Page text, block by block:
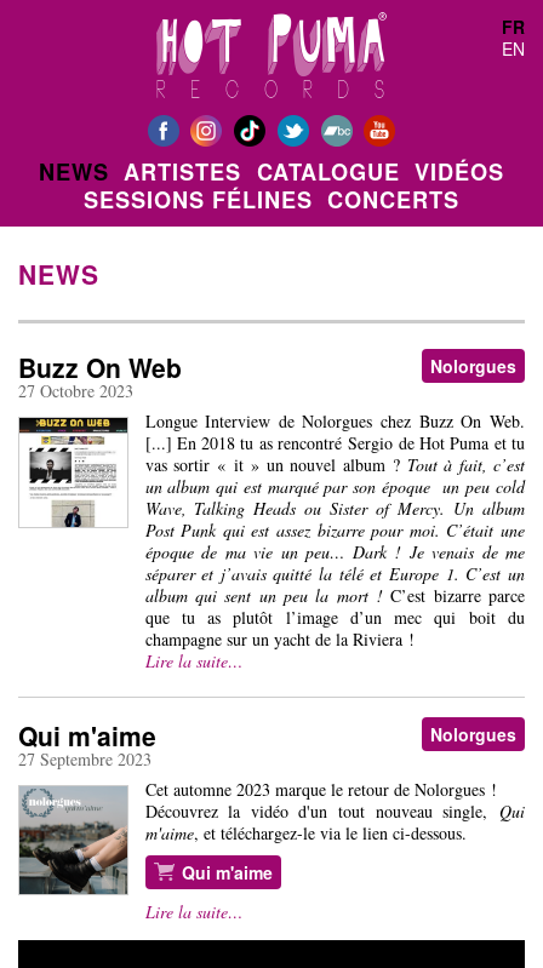
FR
EN
NEWS ARTISTES CATALOGUE VIDÉOS
SESSIONS FÉLINES CONCERTS
NEWS
Nolorgues
Buzz On Web
27 Octobre 2023
Longue Interview de Nolorgues chez Buzz On Web.
[...] En 2018 tu as rencontré Sergio de Hot Puma et tu
vas sortir « it » un nouvel album ? Tout à fait, c’est
un album qui est marqué par son époque un peu cold
Wave, Talking Heads ou Sister of Mercy. Un album
Post Punk qui est assez bizarre pour moi. C’était une
époque de ma vie un peu… Dark ! Je venais de me
séparer et j’avais quitté la télé et Europe 1. C’est un
album qui sent un peu la mort !C’est bizarre parce
que tu as plutôt l’image d’un mec qui boit du
champagne sur un yacht de la Riviera !
Lire la suite…
Nolorgues
Qui m'aime
27 Septembre 2023
Cet automne 2023 marque le retour de Nolorgues !
Découvrez la vidéo d'un tout nouveau single, Qui
m'aime, et téléchargez-le via le lien ci-dessous.
Qui m'aime
Lire la suite…